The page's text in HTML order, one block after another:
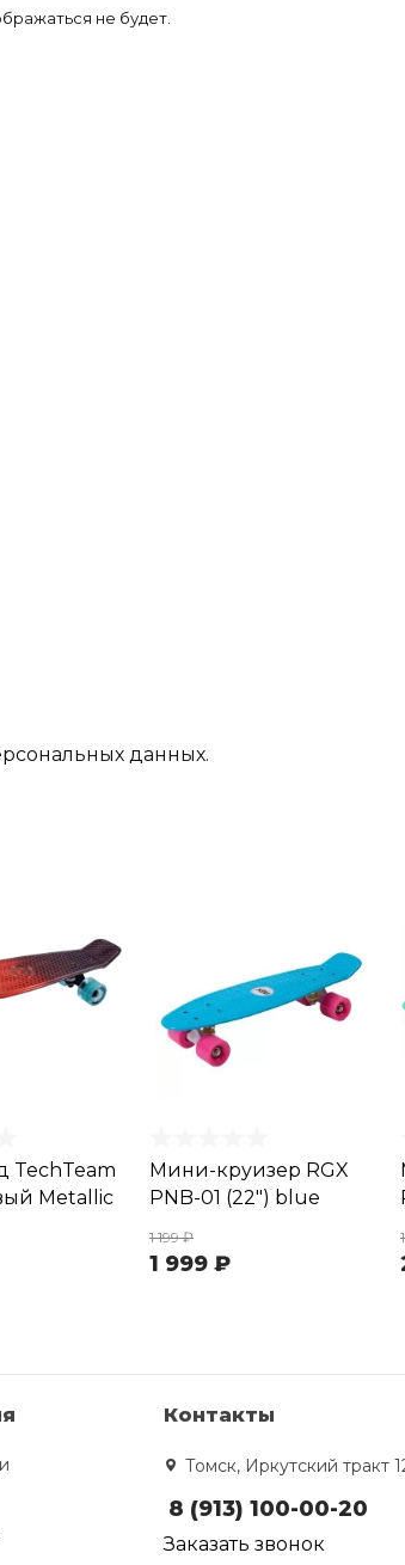
не будет.
данных.
TechTeam
Metallic
Мини-круизер RGX
PNB-01 (22") blue
1 199 ₽
1 999 ₽
Контакты
Томск, Иркутский тракт
8 (913) 100-00-20
Заказать звонок